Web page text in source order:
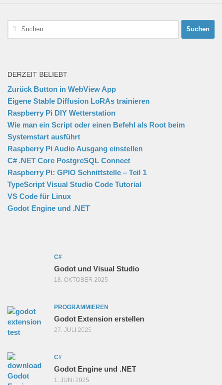
Suchen
nach:
DERZEIT BELIEBT
Zurück Button in WebView App
Eigene Stable Diffusion LoRAs trainieren
Raspberry Pi DIY Wetterstation
Wie man ein Script oder einen Befehl als Root beim
Systemstart ausführt
Raspberry Pi Audio Ausgang einstellen
C# .NET Core PostgreSQL Connect
Raspberry Pi: GPIO Schnittstelle – Teil 1
TypeScript Visual Studio Code Tutorial
VS Code für Linux
Godot Engine und .NET
C#
Godot und Visual Studio
18. OKTOBER 2025
PROGRAMMIEREN
Godot Extension erstellen
27. JULI 2025
C#
Godot Engine und .NET
1. JUNI 2025